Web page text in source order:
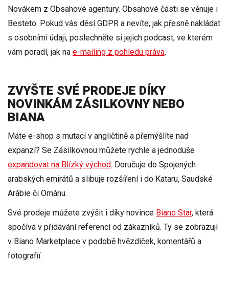
Novákem z Obsahové agentury. Obsahové části se věnuje i
Besteto. Pokud vás děsí GDPR a nevíte, jak přesně nakládat
s osobními údaji, poslechněte si jejich podcast, ve kterém
vám poradí, jak na e-mailing z pohledu práva.
ZVYŠTE SVÉ PRODEJE DÍKY
NOVINKÁM ZÁSILKOVNY NEBO
BIANA
Máte e-shop s mutací v angličtině a přemýšlíte nad
expanzí? Se Zásilkovnou můžete rychle a jednoduše
expandovat na Blízký východ. Doručuje do Spojených
arabských emirátů a slibuje rozšíření i do Kataru, Saudské
Arábie či Ománu.
Své prodeje můžete zvýšit i díky novince Biano Star, která
spočívá v přidávání referencí od zákazníků. Ty se zobrazují
v Biano Marketplace v podobě hvězdiček, komentářů a
fotografií.